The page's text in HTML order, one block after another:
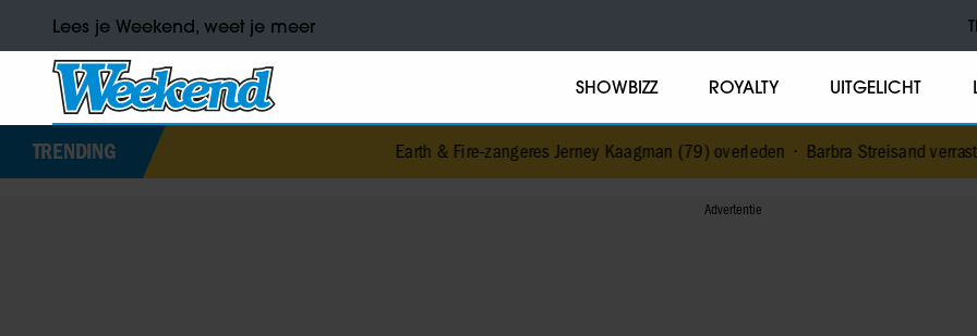
Lees je Weekend, weet je meer
SHOWBIZZ ROYALTY UITGELICHT
TRENDING Earth & Fire-zangeres Jerney Kaagman (79) overleden•Barbra Streisand verrast